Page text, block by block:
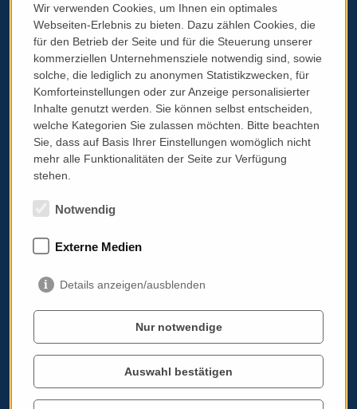
Standardinformationsplatz PRG
Werben auf italissimo.at
Cookie Einstellungen bearbeiten
Italoviel
Eventkalender
Über mich
Italia in Austria
Italienisch lernen (on- & offline)
Gutscheine
Genussreisen
Genussreisen ABC
Reiseversicherung
Wir verwenden Cookies, um Ihnen ein optimales
Webseiten-Erlebnis zu bieten. Dazu zählen Cookies, die
für den Betrieb der Seite und für die Steuerung unserer
kommerziellen Unternehmensziele notwendig sind, sowie
solche, die lediglich zu anonymen Statistikzwecken, für
Komforteinstellungen oder zur Anzeige personalisierter
Inhalte genutzt werden. Sie können selbst entscheiden,
welche Kategorien Sie zulassen möchten. Bitte beachten
Sie, dass auf Basis Ihrer Einstellungen womöglich nicht
mehr alle Funktionalitäten der Seite zur Verfügung
stehen.
Notwendig
Externe Medien
Details anzeigen/ausblenden
Nur notwendige
Auswahl bestätigen